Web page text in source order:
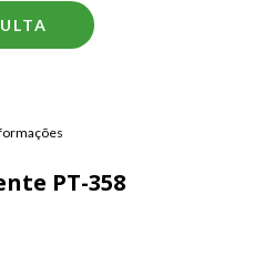
PT-358